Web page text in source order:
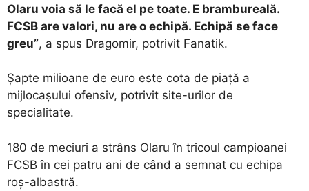
Olaru voia să le facă el pe toate. E brambureală.
FCSB are valori, nu are o echipă. Echipă se face
greu”, a spus Dragomir, potrivit Fanatik.
Șapte milioane de euro este cota de piață a
mijlocașului ofensiv, potrivit site-urilor de
specialitate.
180 de meciuri a strâns Olaru în tricoul campioanei
FCSB în cei patru ani de când a semnat cu echipa
roș-albastră.